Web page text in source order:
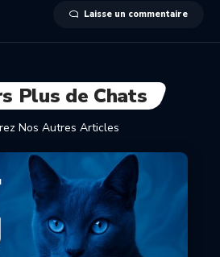
Laisse un commentaire
Plus de Chats
Nos Autres Articles